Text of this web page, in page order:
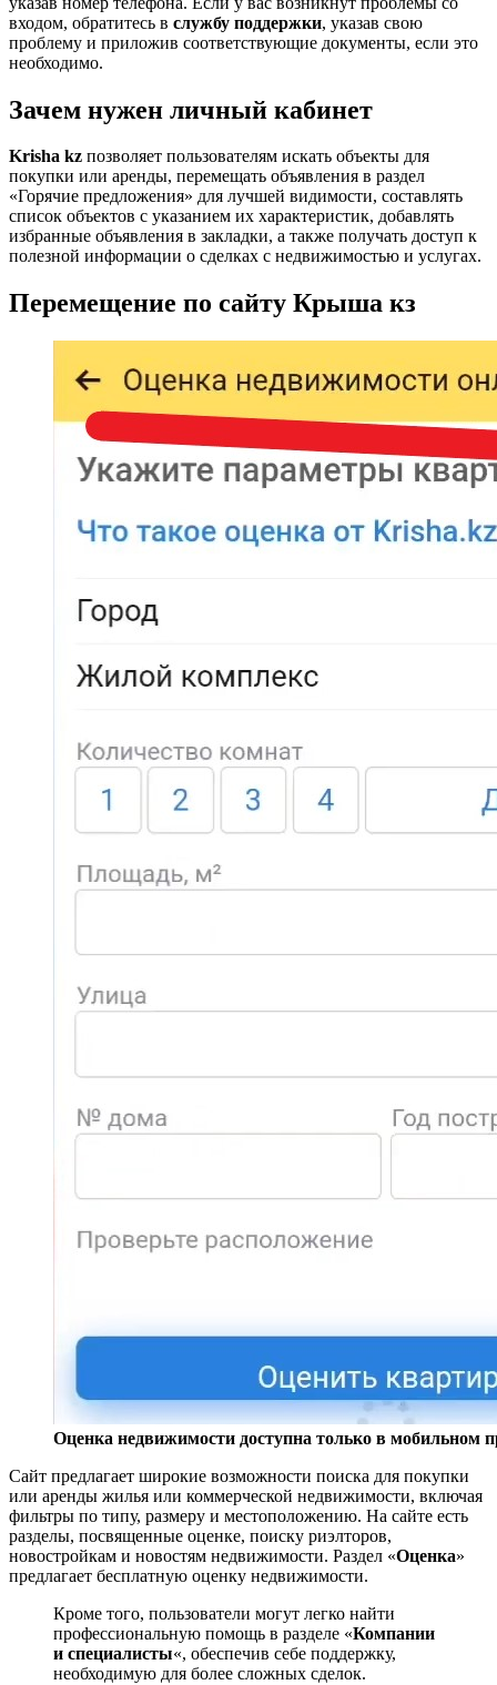
входом, обратитесь в службу поддержки, указав свою
проблему и приложив соответствующие документы, если это
необходимо.
Зачем нужен личный кабинет
Krisha kz позволяет пользователям искать объекты для
покупки или аренды, перемещать объявления в раздел
«Горячие предложения» для лучшей видимости, составлять
список объектов с указанием их характеристик, добавлять
избранные объявления в закладки, а также получать доступ к
полезной информации о сделках с недвижимостью и услугах.
Перемещение по сайту Крыша кз
Оценка недвижимости доступна только в мобильном
Сайт предлагает широкие возможности поиска для покупки
или аренды жилья или коммерческой недвижимости, включая
фильтры по типу, размеру и местоположению. На сайте есть
разделы, посвященные оценке, поиску риэлторов,
новостройкам и новостям недвижимости. Раздел «Оценка»
предлагает бесплатную оценку недвижимости.
Кроме того, пользователи могут легко найти
профессиональную помощь в разделе «Компании
и специалисты«, обеспечив себе поддержку,
необходимую для более сложных сделок.